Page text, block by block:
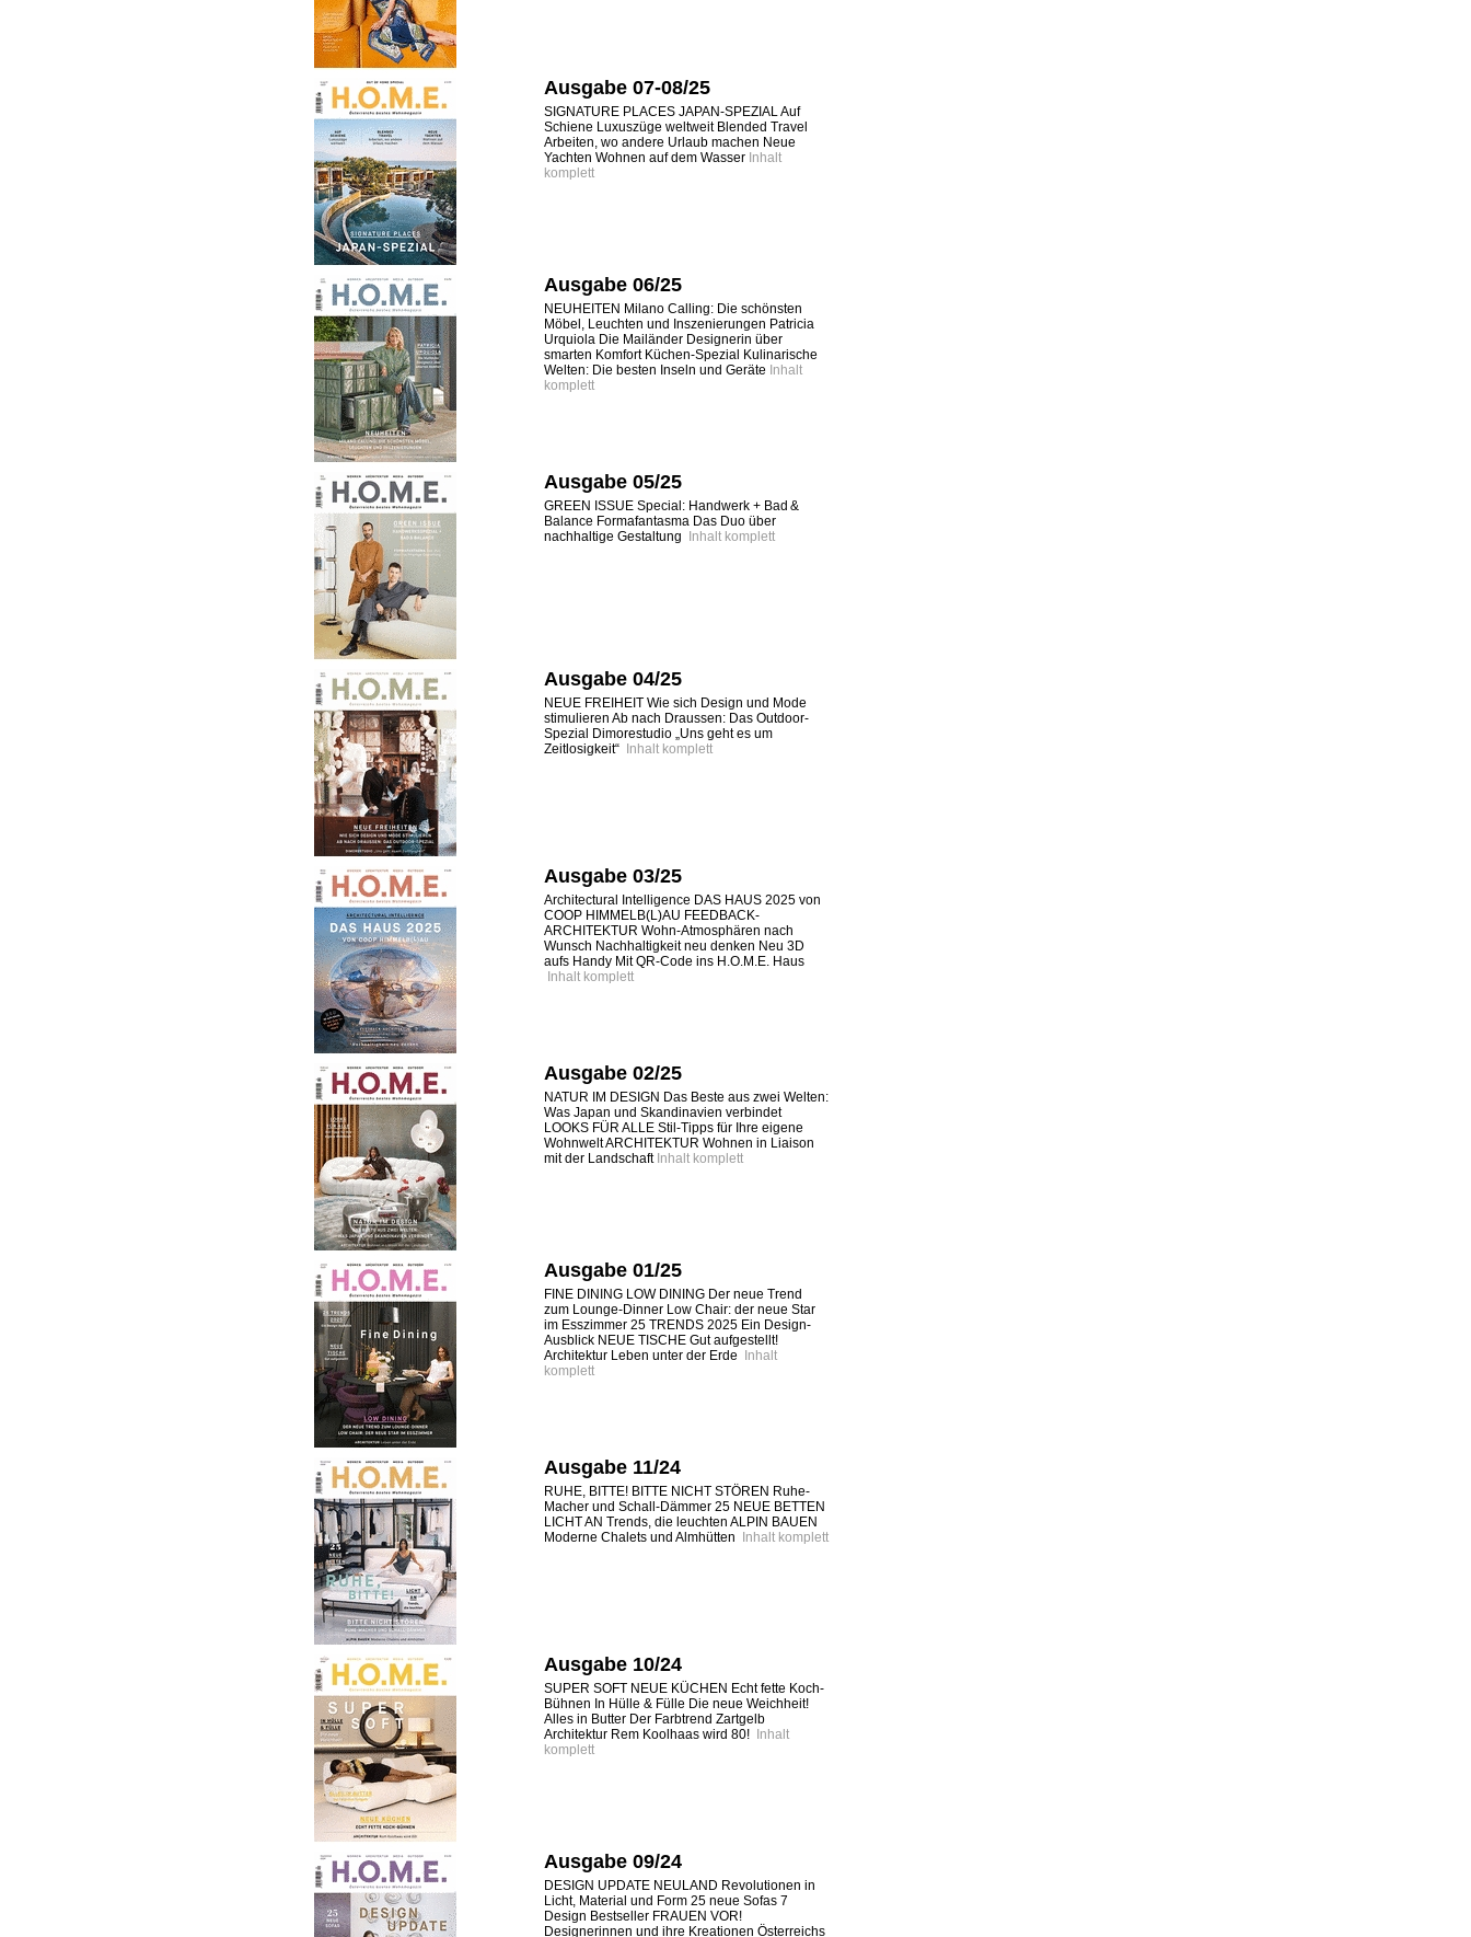
Ausgabe 07-08/25
SIGNATURE PLACES JAPAN-SPEZIAL Auf
Schiene Luxuszüge weltweit Blended Travel
Arbeiten, wo andere Urlaub machen Neue
Yachten Wohnen auf dem Wasser Inhalt
komplett
Ausgabe 06/25
NEUHEITEN Milano Calling: Die schönsten
Möbel, Leuchten und Inszenierungen Patricia
Urquiola Die Mailänder Designerin über
smarten Komfort Küchen-Spezial Kulinarische
Welten: Die besten Inseln und Geräte Inhalt
komplett
Ausgabe 05/25
GREEN ISSUE Special: Handwerk + Bad &
Balance Formafantasma Das Duo über
nachhaltige Gestaltung
Inhalt komplett
Ausgabe 04/25
NEUE FREIHEIT Wie sich Design und Mode
stimulieren Ab nach Draussen: Das Outdoor-
Spezial Dimorestudio „Uns geht es um
Zeitlosigkeit“
Inhalt komplett
Ausgabe 03/25
Architectural Intelligence DAS HAUS 2025 von
COOP HIMMELB(L)AU FEEDBACK-
ARCHITEKTUR Wohn-Atmosphären nach
Wunsch Nachhaltigkeit neu denken Neu 3D
aufs Handy Mit QR-Code ins H.O.M.E. Haus
Inhalt komplett
Ausgabe 02/25
NATUR IM DESIGN Das Beste aus zwei Welten:
Was Japan und Skandinavien verbindet
LOOKS FÜR ALLE Stil-Tipps für Ihre eigene
Wohnwelt ARCHITEKTUR Wohnen in Liaison
mit der Landschaft Inhalt komplett
Ausgabe 01/25
FINE DINING LOW DINING Der neue Trend
zum Lounge-Dinner Low Chair: der neue Star
im Esszimmer 25 TRENDS 2025 Ein Design-
Ausblick NEUE TISCHE Gut aufgestellt!
Architektur Leben unter der Erde
Inhalt
komplett
Ausgabe 11/24
RUHE, BITTE! BITTE NICHT STÖREN Ruhe-
Macher und Schall-Dämmer 25 NEUE BETTEN
LICHT AN Trends, die leuchten ALPIN BAUEN
Moderne Chalets und Almhütten
Inhalt komplett
Ausgabe 10/24
SUPER SOFT NEUE KÜCHEN Echt fette Koch-
Bühnen In Hülle & Fülle Die neue Weichheit!
Alles in Butter Der Farbtrend Zartgelb
Architektur Rem Koolhaas wird 80!
Inhalt
komplett
Ausgabe 09/24
DESIGN UPDATE NEULAND Revolutionen in
Licht, Material und Form 25 neue Sofas 7
Design Bestseller FRAUEN VOR!
Designerinnen und ihre Kreationen Österreichs